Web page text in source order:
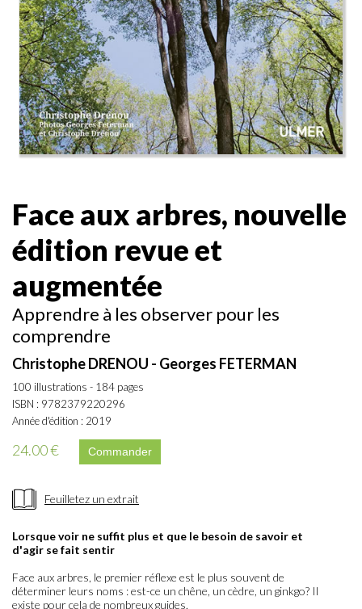
Face aux arbres, nouvelle
édition revue et
augmentée
Apprendre à les observer pour les
comprendre
Christophe DRENOU - Georges FETERMAN
100 illustrations - 184 pages
ISBN : 9782379220296
Année d'édition : 2019
24.00 €
Feuilletez un extrait
Lorsque voir ne suffit plus et que le besoin de savoir et
d'agir se fait sentir
Face aux arbres, le premier réflexe est le plus souvent de
déterminer leurs noms : est-ce un chêne, un cèdre, un ginkgo? Il
existe pour cela de nombreux guides.